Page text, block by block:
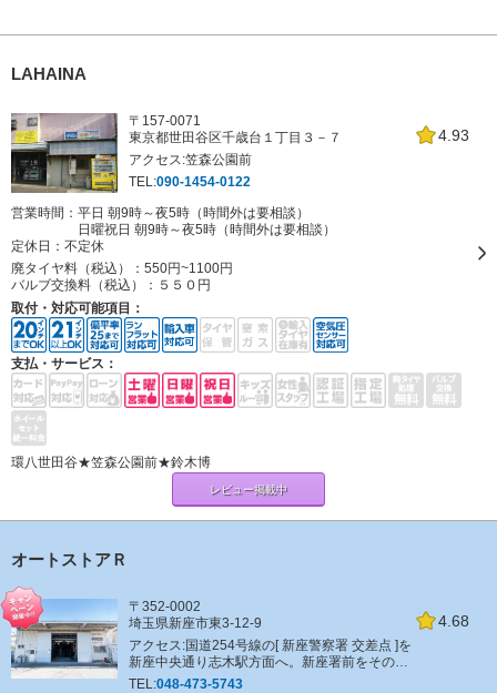
LAHAINA
4.93
〒157-0071
東京都世田谷区千歳台１丁目３－７
アクセス:笠森公園前
TEL:090-1454-0122
営業時間：平日 朝9時～夜5時（時間外は要相談）
日曜祝日 朝9時～夜5時（時間外は要相談）
定休日： 不定休
廃タイヤ料（税込）： 550円~1100円
バルブ交換料（税込）： ５５０円
取付・対応可能項目：
支払・サービス：
環八世田谷★笠森公園前★鈴木博
レビュー掲載中
オートストアＲ
4.68
〒352-0002
埼玉県新座市東3-12-9
アクセス:国道254号線の[ 新座警察署 交差点 ]を
新座中央通り志木駅方面へ。新座署前をそのま
ま直進し、[ クリーニング ノア ]さんがある交差
TEL:048-473-5743